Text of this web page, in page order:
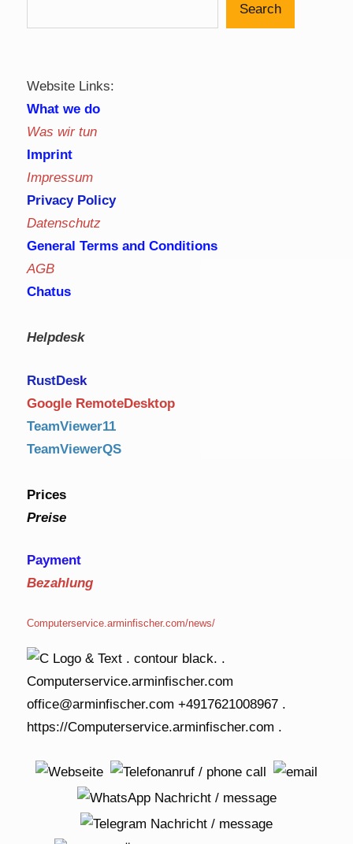
Search
Website Links:
What we do
Was wir tun
Imprint
Impressum
Privacy Policy
Datenschutz
General Terms and Conditions
AGB
Chatus
Helpdesk
RustDesk
Google RemoteDesktop
TeamViewer11
TeamViewerQS
Prices
Preise
Payment
Bezahlung
Computerservice.arminfischer.com/news/